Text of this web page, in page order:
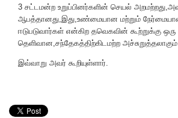
3 சட்டமன்ற உறுப்பினர்களின் செயல்
ஆபத்தானது,இது,உண்மையான மற்றும்
ஈடுபடுவார்கள் என்கிற தவெகவின் கூற்றுக்கு ஒரு
தெளிவான,சந்தேகத்திற்கிடமற்ற அச்சுறுத்தலாகும்.
இவ்வாறு அவர் கூறியுள்ளார்.